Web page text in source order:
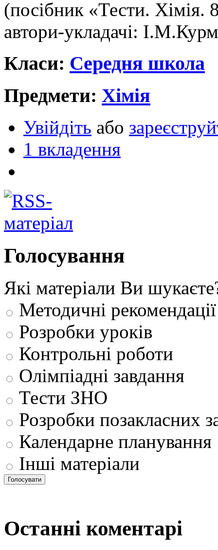
(посібник «Тести. Хімія.
автори-укладачі:
Класи: Середня школа
Предмети: Хімія
Увійдіть або
1 вкладення
Голосування
Які матеріали Ви
Методичні рекомендації
Розробки уроків
Контрольні роботи
Олімпіадні завдання
Тести ЗНО
Розробки позакласних
Календарне планування
Інші матеріали
Останні коментарі